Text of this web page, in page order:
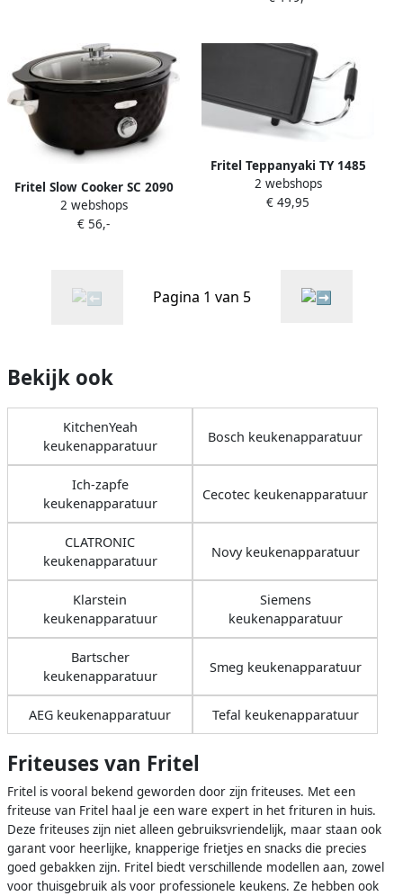
Kijkvenster 3200W 5L
Fritel Slow Cooker SC 2090
Elektrische Simmerpot
Crock Pot 3 3L 150W 1 tot 4
2 webshops
€ 56,-
Fritel Teppanyaki TY 1485
Bakplaat Tafelgrill 40x22 cm
1800W 5 Standen 2 tot 4
2 webshops
€ 49,95
Pagina 1 van 5
Bekijk ook
KitchenYeah
keukenapparatuur
Bosch keukenapparatuur
Ich-zapfe
keukenapparatuur
Cecotec keukenapparatuur
CLATRONIC
keukenapparatuur
Novy keukenapparatuur
Klarstein
keukenapparatuur
Siemens
keukenapparatuur
Bartscher
keukenapparatuur
Smeg keukenapparatuur
AEG keukenapparatuur Tefal keukenapparatuur
Friteuses van Fritel
Fritel is vooral bekend geworden door zijn friteuses. Met een
friteuse van Fritel haal je een ware expert in het frituren in huis.
Deze friteuses zijn niet alleen gebruiksvriendelijk, maar staan ook
garant voor heerlijke, knapperige frietjes en snacks die precies
goed gebakken zijn. Fritel biedt verschillende modellen aan, zowel
voor thuisgebruik als voor professionele keukens. Ze hebben ook